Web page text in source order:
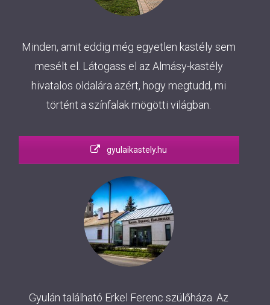
Minden, amit eddig még egyetlen kastély sem
mesélt el. Látogass el az Almásy-kastély
hivatalos oldalára azért, hogy megtudd, mi
történt a színfalak mögötti világban.
gyulaikastely.hu
Gyulán található Erkel Ferenc szülőháza. Az